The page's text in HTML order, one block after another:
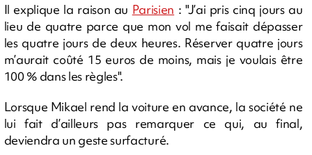
Il explique la raison au Parisien : "J’ai pris cinq jours au
lieu de quatre parce que mon vol me faisait dépasser
les quatre jours de deux heures. Réserver quatre jours
m’aurait coûté 15 euros de moins, mais je voulais être
100 % dans les règles".
Lorsque Mikael rend la voiture en avance, la société ne
lui fait d’ailleurs pas remarquer ce qui, au final,
deviendra un geste surfacturé.